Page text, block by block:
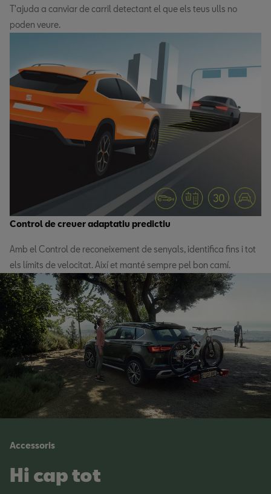
T'ajuda a canviar de carril detectant el que els teus ulls no
poden veure.
Control de creuer adaptatiu predictiu
Amb el Control de reconeixement de senyals, identifica fins i tot
els límits de velocitat. Així et manté sempre pel bon camí.
Accessoris
Hi cap tot